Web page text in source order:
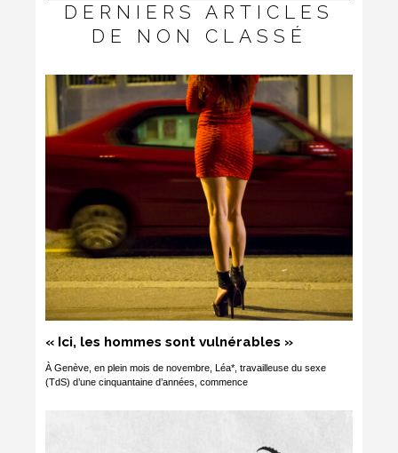
DERNIERS ARTICLES
DE NON CLASSÉ
« Ici, les hommes sont vulnérables »
À Genève, en plein mois de novembre, Léa*, travailleuse du sexe
(TdS) d’une cinquantaine d’années, commence